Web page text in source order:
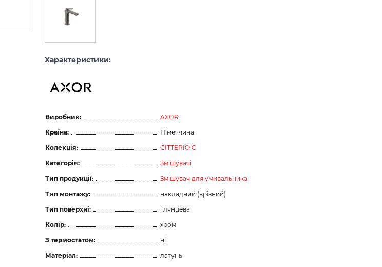
Характеристики:
Виробник:
AXOR
Країна:
Німеччина
Колекція:
CITTERIO C
Категорія:
Змішувачі
Тип продукції:
Змішувач для умивальника
Тип монтажу:
накладний (врізний)
Тип поверхні:
глянцева
Колір:
хром
З термостатом:
ні
Матеріал:
латунь